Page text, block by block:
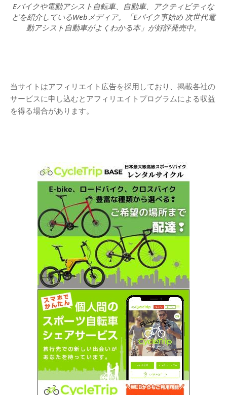
Eバイクや電動アシスト自転車、自動車、アクティビティな
どを紹介しているWebメディア。「Eバイク事始め 次世代電
動アシスト自動車がよくわかる本」が好評発売中。
当サイトはアフィリエイト広告を採用しており、掲載各社の
サービスに申し込むとアフィリエイトプログラムによる収益
を得る場合があります。